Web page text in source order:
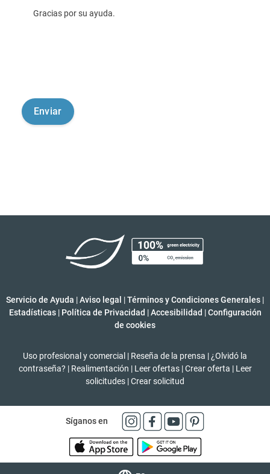
Gracias por su ayuda.
Servicio de Ayuda |Aviso legal |Términos y Condiciones Generales |
Estadísticas | Política de Privacidad | Accesibilidad | Configuración
de cookies
Uso profesional y comercial | Reseña de la prensa | ¿Olvidó la
contraseña? | Realimentación | Leer ofertas | Crear oferta | Leer
solicitudes |Crear solicitud
Síganos en